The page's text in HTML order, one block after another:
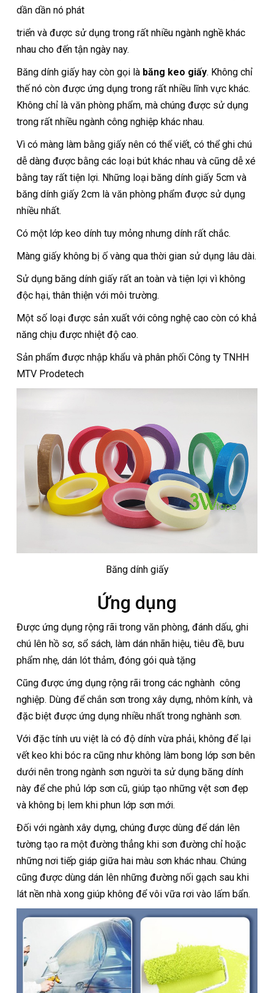
dần dần nó phát
triển và được sử dụng trong rất nhiều ngành nghề khác
nhau cho đến tận ngày nay.
Băng dính giấy hay còn gọi là băng keo giấy. Không chỉ
thế nó còn được ứng dụng trong rất nhiều lĩnh vực khác.
Không chỉ là văn phòng phẩm, mà chúng được sử dụng
trong rất nhiều ngành công nghiệp khác nhau.
Vì có màng làm bằng giấy nên có thể viết, có thể ghi chú
dễ dàng được bằng các loại bút khác nhau và cũng dễ xé
bằng tay rất tiện lợi. Những loại băng dính giấy 5cm và
băng dính giấy 2cm là văn phòng phẩm được sử dụng
nhiều nhất.
Có một lớp keo dính tuy mỏng nhưng dính rất chắc.
Màng giấy không bị ố vàng qua thời gian sử dụng lâu dài.
Sử dụng băng dính giấy rất an toàn và tiện lợi vì không
độc hại, thân thiện với môi trường.
Một số loại được sản xuất với công nghệ cao còn có khả
năng chịu được nhiệt độ cao.
Sản phẩm được nhập khẩu và phân phối Công ty TNHH
MTV Prodetech
Băng dính giấy
Ứng dụng
Được ứng dụng rộng rãi trong văn phòng, đánh dấu, ghi
chú lên hồ sơ, sổ sách, làm dán nhãn hiệu, tiêu đề, bưu
phẩm nhẹ, dán lót thảm, đóng gói quà tặng
Cũng được ứng dụng rộng rãi trong các nghành công
nghiệp. Dùng để chắn sơn trong xây dựng, nhôm kính, và
đặc biệt được ứng dụng nhiều nhất trong nghành sơn.
Với đặc tính ưu việt là có độ dính vừa phải, không để lại
vết keo khi bóc ra cũng như không làm bong lớp sơn bên
dưới nên trong ngành sơn người ta sử dụng băng dính
này để che phủ lớp sơn cũ, giúp tạo những vệt sơn đẹp
và không bị lem khi phun lớp sơn mới.
Đối với ngành xây dựng, chúng được dùng để dán lên
tường tạo ra một đường thẳng khi sơn đường chỉ hoặc
những nơi tiếp giáp giữa hai màu sơn khác nhau. Chúng
cũng được dùng dán lên những đường nối gạch sau khi
lát nền nhà xong giúp không để vôi vữa rơi vào lấm bẩn.